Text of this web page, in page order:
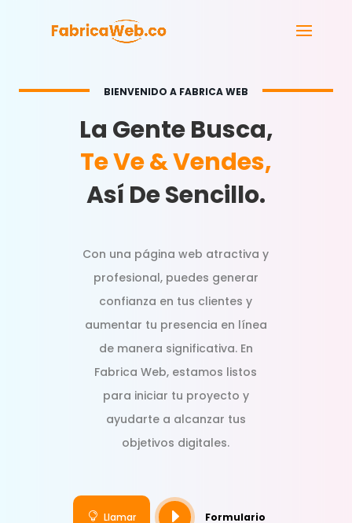
BIENVENIDO A FABRICA WEB
La Gente Busca,
Te Ve & Vendes,
Así De Sencillo.
Con una página web atractiva y
profesional, puedes generar
confianza en tus clientes y
aumentar tu presencia en línea
de manera significativa. En
Fabrica Web, estamos listos
para iniciar tu proyecto y
ayudarte a alcanzar tus
objetivos digitales.
 Llamar E Formulario